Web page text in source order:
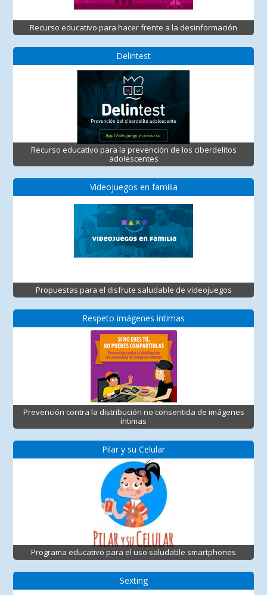
Recurso educativo para hacer frente a la desinformación
Delintest
Recurso educativo para la prevención de los ciberdelitos
adolescentes
Videojuegos en familia
Propuestas para el disfrute saludable de videojuegos
Respeto imágenes íntimas
Prevención contra la distribución no consentida de imágenes
íntimas
Pilar y su Celular
Programa educativo para el uso saludable smartphones
Sexting